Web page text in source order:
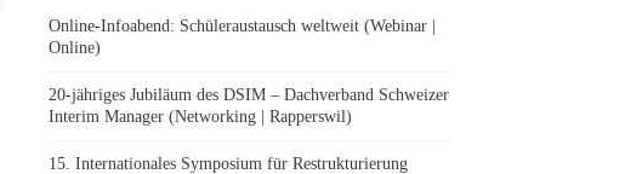
Online-Infoabend: Schüleraustausch weltweit (Webinar |
Online)
20-jähriges Jubiläum des DSIM – Dachverband Schweizer
Interim Manager (Networking | Rapperswil)
15. Internationales Symposium für Restrukturierung